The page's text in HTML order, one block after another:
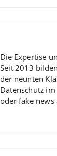
Die Expertise
Seit 2013
der neunten
Datenschutz
oder fake news